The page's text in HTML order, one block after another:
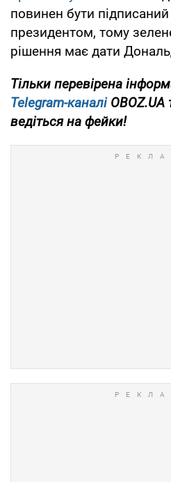
повинен бути
президентом, тому
рішення має дати
Тільки перевірена
Telegram-каналіOBOZ.UA
ведіться на фейки!